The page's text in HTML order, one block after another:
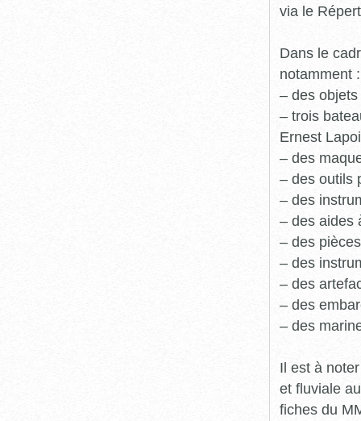
via le
Dans le
notamment :
– des
– trois
Ernest
– des
– des outils
– des
– des aides
– des
– des
– des
– des
– des
Il est à
et fluviale
fiches du